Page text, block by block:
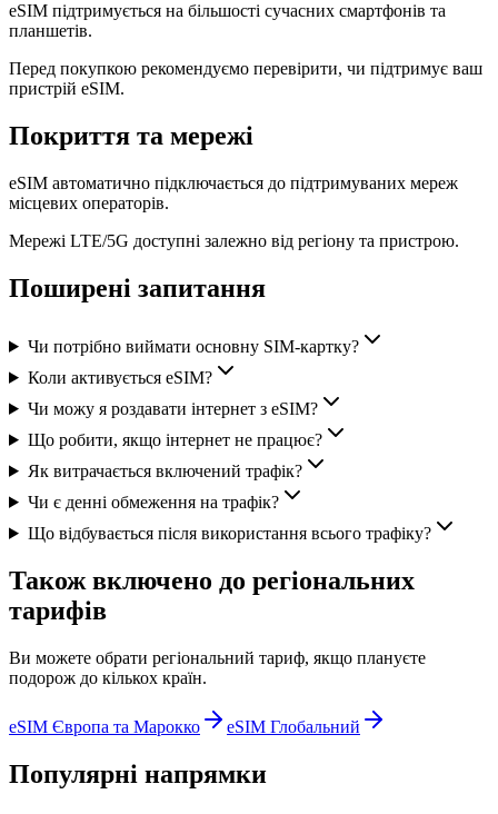
eSIM підтримується на більшості сучасних смартфонів та
планшетів.
Перед покупкою рекомендуємо перевірити, чи підтримує ваш
пристрій eSIM.
Покриття та мережі
eSIM автоматично підключається до підтримуваних мереж
місцевих операторів.
Мережі LTE/5G доступні залежно від регіону та пристрою.
Поширені запитання
Чи потрібно виймати основну SIM-картку?
Коли активується eSIM?
Чи можу я роздавати інтернет з eSIM?
Що робити, якщо інтернет не працює?
Як витрачається включений трафік?
Чи є денні обмеження на трафік?
Що відбувається після використання всього трафіку?
Також включено до регіональних
тарифів
Ви можете обрати регіональний тариф, якщо плануєте
подорож до кількох країн.
eSIM Європа та Марокко eSIM Глобальний
Популярні напрямки